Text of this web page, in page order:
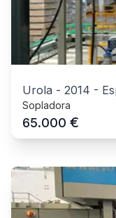
Urola - 2014 -
Sopladora
65.000 €